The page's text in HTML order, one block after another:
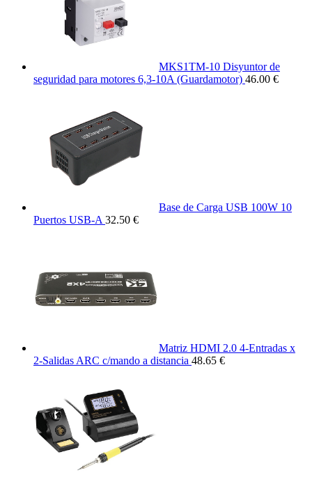
MKS1TM-10 Disyuntor de
seguridad para motores 6,3-10A (Guardamotor) 46.00 €
Base de Carga USB 100W 10
Puertos USB-A 32.50 €
Matriz HDMI 2.0 4-Entradas x
2-Salidas ARC c/mando a distancia 48.65 €